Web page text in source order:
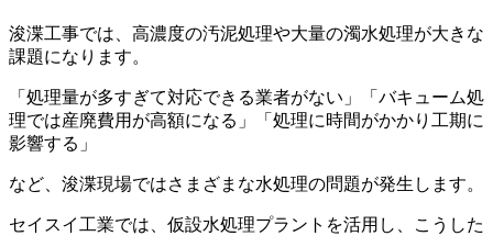
浚渫工事では、高濃度の汚泥処理や大量の濁水処理が大きな
課題になります。
「処理量が多すぎて対応できる業者がない」「バキューム処
理では産廃費用が高額になる」「処理に時間がかかり工期に
影響する」
など、浚渫現場ではさまざまな水処理の問題が発生します。
セイスイ工業では、仮設水処理プラントを活用し、こうした